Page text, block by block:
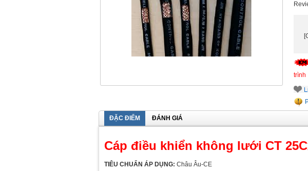
trình
ĐẶC ĐIỂM ĐÁNH GIÁ
Cáp điều khiển không lưới CT
TIÊU CHUẨN ÁP DỤNG: Châu Âu-CE